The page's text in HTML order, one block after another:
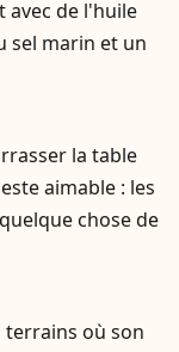
avec de l'huile
sel marin et un
la table
aimable : les
chose de
terrains où son